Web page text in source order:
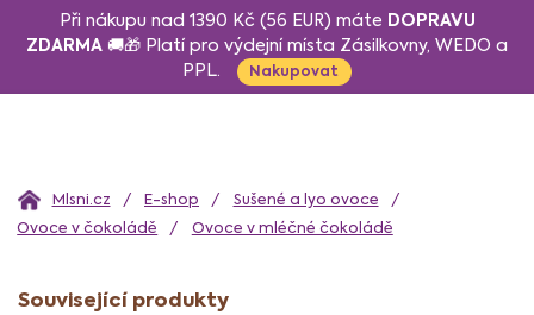
Při nákupu nad 1390 Kč (56 EUR) máte DOPRAVU
ZDARMA 🚚🎁 Platí pro výdejní místa Zásilkovny, WEDO a
PPL.
Nakupovat
Domů E-shop
Sušené a lyo ovoce
Ovoce v čokoládě
Ovoce v mléčné čokoládě
Související produkty